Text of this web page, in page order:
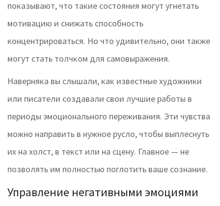
показывают, что такие состояния могут угнетать
мотивацию и снижать способность
концентрироваться. Но что удивительно, они также
могут стать толчком для самовыражения.
Наверняка вы слышали, как известные художники
или писатели создавали свои лучшие работы в
периоды эмоционального переживания. Эти чувства
можно направить в нужное русло, чтобы выплеснуть
их на холст, в текст или на сцену. Главное — не
позволять им полностью поглотить ваше сознание.
Управление негативными эмоциями